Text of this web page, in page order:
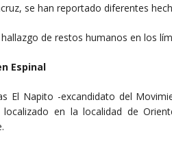
se han reportado diferentes
de restos humanos en los
Espinal
El Napito -excandidato del
en la localidad de